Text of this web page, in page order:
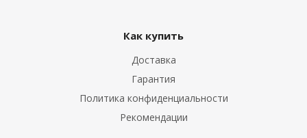
Как купить
Доставка
Гарантия
Политика конфиденциальности
Рекомендации